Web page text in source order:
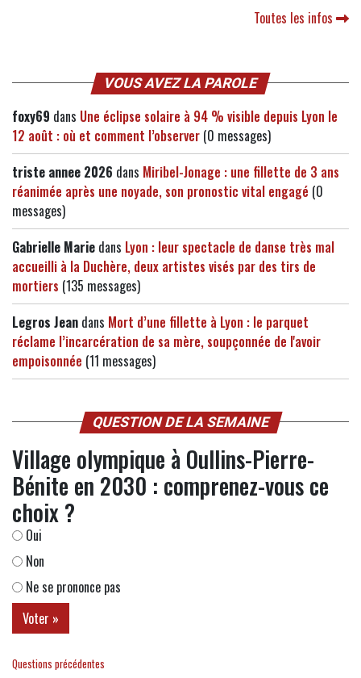
Toutes les infos
VOUS AVEZ LA PAROLE
foxy69 dans Une éclipse solaire à 94 % visible depuis Lyon le
12 août : où et comment l’observer (0 messages)
triste annee 2026 dans Miribel-Jonage : une fillette de 3 ans
réanimée après une noyade, son pronostic vital engagé (0
messages)
Gabrielle Marie dans Lyon : leur spectacle de danse très mal
accueilli à la Duchère, deux artistes visés par des tirs de
mortiers (135 messages)
Legros Jean dans Mort d’une fillette à Lyon : le parquet
réclame l’incarcération de sa mère, soupçonnée de l'avoir
empoisonnée (11 messages)
QUESTION DE LA SEMAINE
Village olympique à Oullins-Pierre-
Bénite en 2030 : comprenez-vous ce
choix ?
Oui
Non
Ne se prononce pas
Questions précédentes